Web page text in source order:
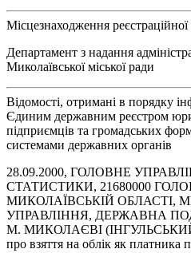
Місцезнаходження
Департамент з надання
Миколаївської міської ради
Відомості, отримані в порядку
Єдиним державним реєстром
підприємців та громадських
системами державних органів
28.09.2000, ГОЛОВНЕ
СТАТИСТИКИ, 21680000
МИКОЛАЇВСЬКІЙ ОБЛАСТІ,
УПРАВЛІННЯ, ДЕРЖАВНА
М. МИКОЛАЄВІ (ІНГУЛЬСЬКИЙ
про взяття на облік як платника